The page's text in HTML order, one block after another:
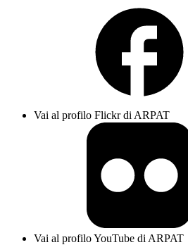
Vai al profilo Flickr di ARPAT
Vai al profilo YouTube di ARPAT